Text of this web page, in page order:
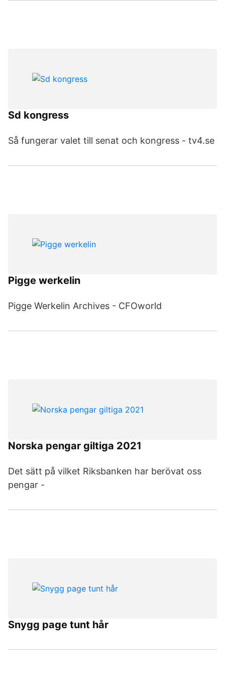
Sd kongress
Så fungerar valet till senat och kongress - tv4.se
Pigge werkelin
Pigge Werkelin Archives - CFOworld
Norska pengar giltiga 2021
Det sätt på vilket Riksbanken har berövat oss
pengar -
Snygg page tunt hår